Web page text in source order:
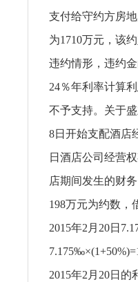
支付给守约方房
为1710万元，该
违约情形，违约
24％年利率计算
不予支持。关于
8日开始支配酒店
日酒店公司经营
店期间发生的财
198万元为约数，
2015年2月20日
2015年2月20日的